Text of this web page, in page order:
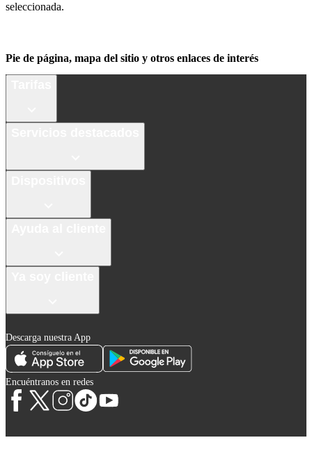
seleccionada.
Pie de página, mapa del sitio y otros enlaces de interés
Descarga nuestra App
Encuéntranos en redes